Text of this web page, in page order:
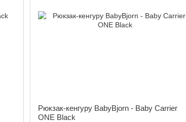
Рюкзак-кенгуру BabyBjorn - Baby Carrier
ONE Black